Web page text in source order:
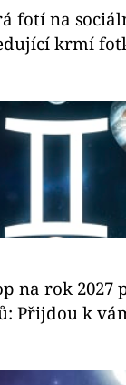
fotí na
krmí
na rok 2027
Přijdou k